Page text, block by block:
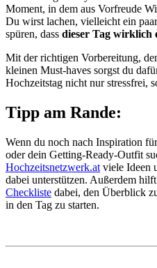
Moment, in dem aus Vorfreude
Du wirst lachen, vielleicht ein
spüren, dass dieser Tag wirklich
Mit der richtigen Vorbereitung,
kleinen Must-haves sorgst du
Hochzeitstag nicht nur stressfrei,
Tipp am Rande:
Wenn du noch nach Inspiration
oder dein Getting-Ready-Outfit
Hochzeitsnetzwerk.at viele Ideen
dabei unterstützen. Außerdem
Checkliste dabei, den Überblick
in den Tag zu starten.